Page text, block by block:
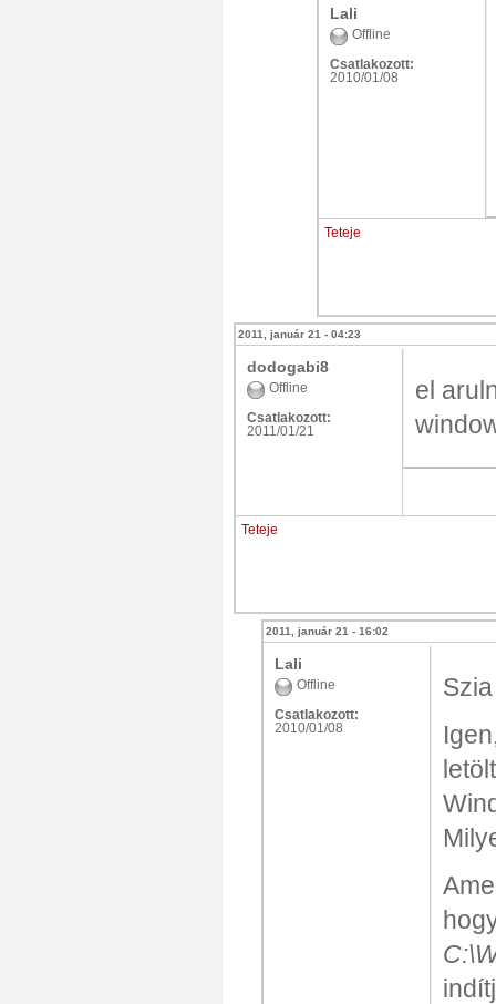
Lali
Offline
Csatlakozott:
2010/01/08
Teteje
2011, január 21 - 04:23
dodogabi8
Offline
Csatlakozott:
2011/01/21
el
Teteje
2011, január 21 - 16:02
Lali
Offline
Csatlakozott:
2010/01/08
Szia